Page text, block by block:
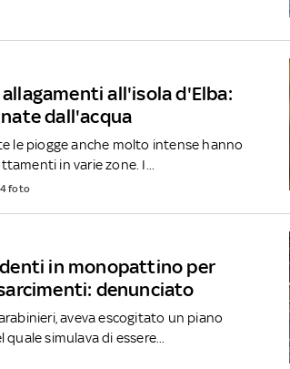
all'isola d'Elba:
dall'acqua
le piogge anche molto intense hanno
in varie zone. I...
4 foto
in monopattino per
denunciato
aveva escogitato un piano
simulava di essere...